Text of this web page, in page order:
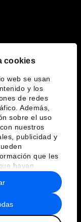
cookies
web se usan
y los
de redes
Además,
sobre el uso
nuestros
publicidad y
que les
hayan
que haya
de uso